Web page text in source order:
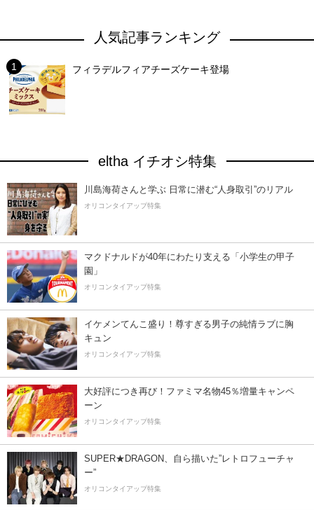
人気記事ランキング
フィラデルフィアチーズケーキ登場
eltha イチオシ特集
川島海荷さんと学ぶ 日常に潜む“人身取引”のリアル
オリコンタイアップ特集
マクドナルドが40年にわたり支える「小学生の甲子
園」
オリコンタイアップ特集
イケメンてんこ盛り！尊すぎる男子の純情ラブに胸
キュン
オリコンタイアップ特集
大好評につき再び！ファミマ名物45％増量キャンペ
ーン
オリコンタイアップ特集
SUPER★DRAGON、自ら描いた”レトロフューチャ
ー”
オリコンタイアップ特集